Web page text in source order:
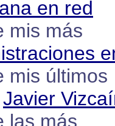
en red
mis más
mis últimos
Javier
las más